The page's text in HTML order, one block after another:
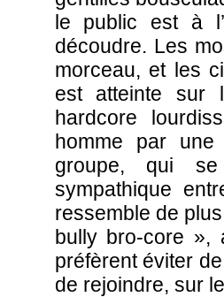
le public est à
découdre. Les
morceau, et les
est atteinte sur
hardcore
homme par
groupe, qui se
sympathique
ressemble de
bully bro-core »,
préfèrent éviter
de rejoindre, sur